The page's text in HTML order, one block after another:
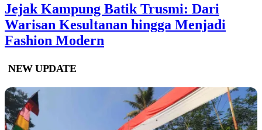
Jejak Kampung Batik Trusmi: Dari
Warisan Kesultanan hingga Menjadi
Fashion Modern
NEW UPDATE